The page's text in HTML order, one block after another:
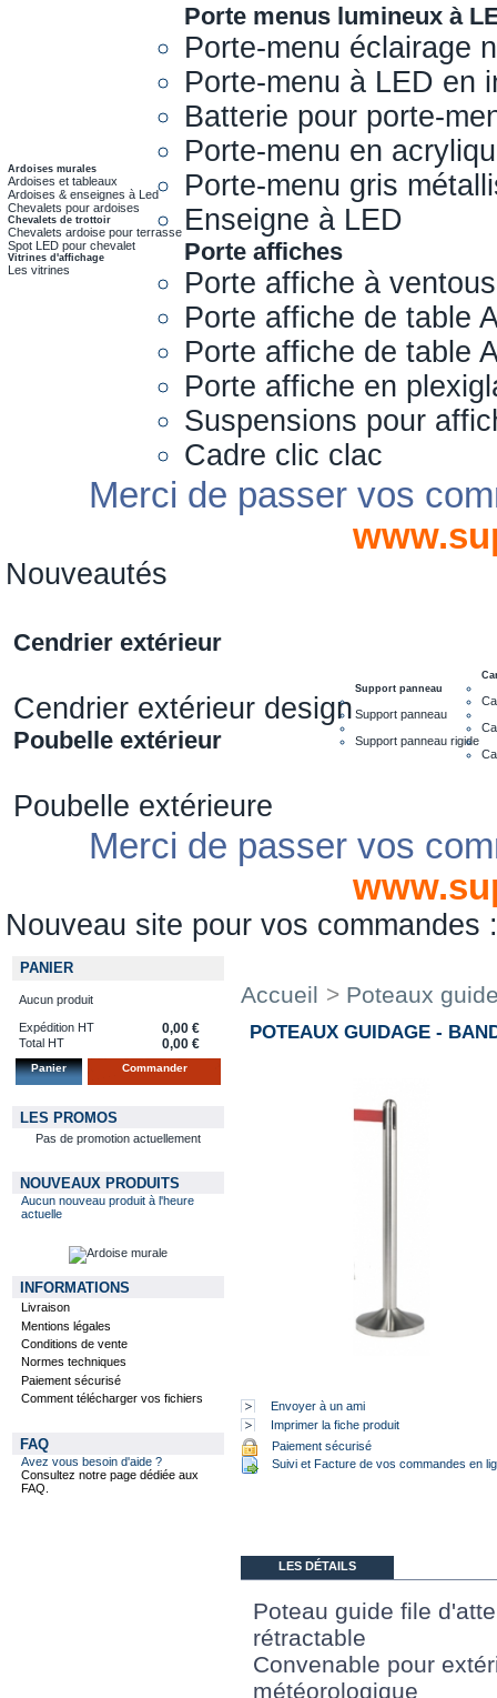
Ardoises murales
Ardoises et tableaux
Ardoises & enseignes à Led
Chevalets pour ardoises
Chevalets de trottoir
Chevalets ardoise pour terrasse
Spot LED pour chevalet
Vitrines d'affichage
Les vitrines
Porte menus lumineux à
Porte-menu éclairage
Porte-menu à LED en
Batterie pour porte-
Porte-menu en
Porte-menu gris
Enseigne à LED
Porte affiches
Porte affiche à
Porte affiche de table
Porte affiche de table
Porte affiche en
Suspensions pour
Cadre clic clac
Merci de passer vos
Nouveautés
Cendrier extérieur
Cendrier extérieur design
Poubelle extérieur
Poubelle extérieure
Support panneau
Support panneau
Support panneau rigide
Merci de passer vos
Nouveau site pour vos commandes
PANIER
Aucun produit
Expédition HT 0,00 €
Total HT 0,00 €
Panier Commander
LES PROMOS
Pas de promotion actuellement
NOUVEAUX PRODUITS
Aucun nouveau produit à l'heure
actuelle
INFORMATIONS
Livraison
Mentions légales
Conditions de vente
Normes techniques
Paiement sécurisé
Comment télécharger vos fichiers
FAQ
Avez vous besoin d'aide ?
Consultez notre page dédiée aux
FAQ.
Accueil > Poteaux
POTEAUX GUIDAGE -
Envoyer à un ami
Imprimer la fiche produit
Paiement sécurisé
Suivi et Facture de vos commandes en
LES DÉTAILS
Poteau guide file
rétractable
Convenable pour
météorologique